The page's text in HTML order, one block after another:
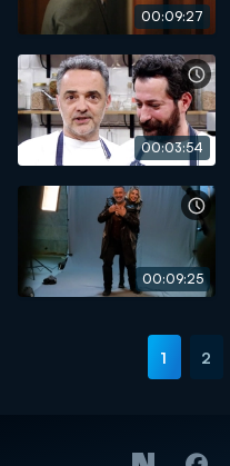
00:09:27
00:03:54
00:09:25
1 2